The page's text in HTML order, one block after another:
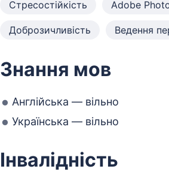
Стресостійкість Adobe
Доброзичливість Ведення
Знання мов
Англійська — вільно
Українська — вільно
Інвалідність